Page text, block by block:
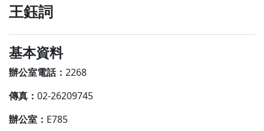
王鈺詞
基本資料
辦公室電話： 2268
傳真： 02-26209745
辦公室： E785